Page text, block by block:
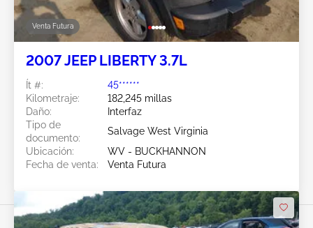
Venta Futura
2007 JEEP LIBERTY 3.7L
Ít #:
45******
Kilometraje:
182,245 millas
Daño:
Interfaz
Tipo de
documento:
Salvage West Virginia
Ubicación:
WV - BUCKHANNON
Fecha de venta:
Venta Futura